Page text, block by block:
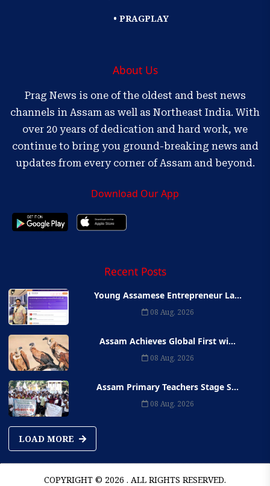
• PRAGPLAY
About Us
Prag News is one of the oldest and best news
channels in Assam as well as Northeast India. With
over 20 years of dedication and hard work, we
continue to bring you ground-breaking news and
updates from every corner of Assam and beyond.
Download Our App
Recent Posts
Young Assamese Entrepreneur La...
08 Aug, 2026
Assam Achieves Global First wi...
08 Aug, 2026
Assam Primary Teachers Stage S...
08 Aug, 2026
LOAD MORE
COPYRIGHT © 2026 . ALL RIGHTS RESERVED.